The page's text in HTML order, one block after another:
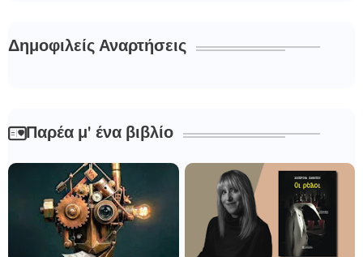
Δημοφιλείς Αναρτήσεις
Παρέα μ' ένα βιβλίο